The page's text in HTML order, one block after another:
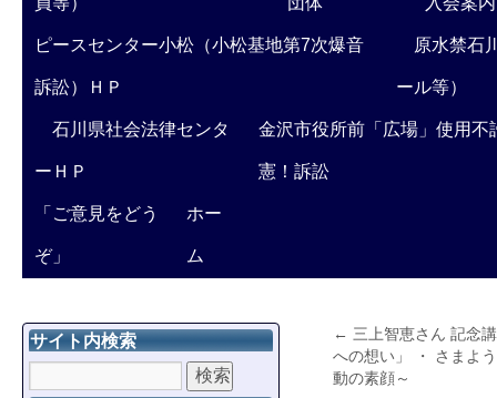
ピースセンター小松（小松基地第7次爆音
訴訟）ＨＰ
原水禁石
ール等）
石川県社会法律センタ
ーＨＰ
金沢市役所前「広場」使用不
憲！訴訟
「ご意見をどう
ぞ」
ホー
ム
← 三上智恵さん 記念
への想い」 ・ さまよ
動の素顔～
サイト内検索